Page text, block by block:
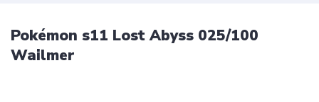
Pokémon s11 Lost Abyss 025/100
Wailmer